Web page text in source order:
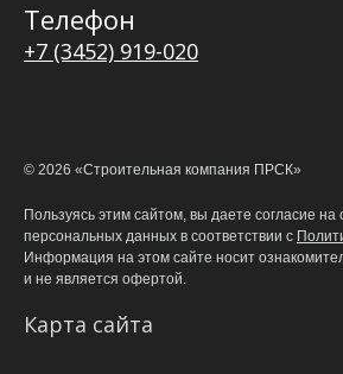
Телефон
+7 (3452) 919-020
© 2026 «Строительная компания ПРСК»
Пользуясь этим сайтом, вы даете согласие на
персональных данных в соответствии с
Информация на этом сайте носит
и не является офертой.
Карта сайта